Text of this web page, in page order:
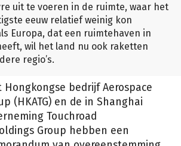
uit te voeren in de ruimte, waar het
eeuw relatief weinig kon
Europa, dat een ruimtehaven in
wil het land nu ook raketten
regio’s.
Hongkongse bedrijf Aerospace
(HKATG) en de in Shanghai
Touchroad
Group hebben een